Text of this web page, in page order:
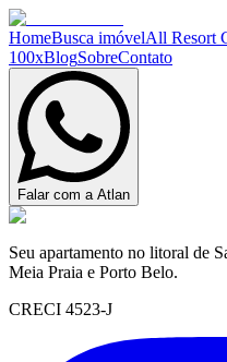
HomeBusca imóvelAll Resort
100xBlogSobreContato
Falar com a Atlan
Seu apartamento no litoral de
Meia Praia e Porto Belo.
CRECI 4523-J